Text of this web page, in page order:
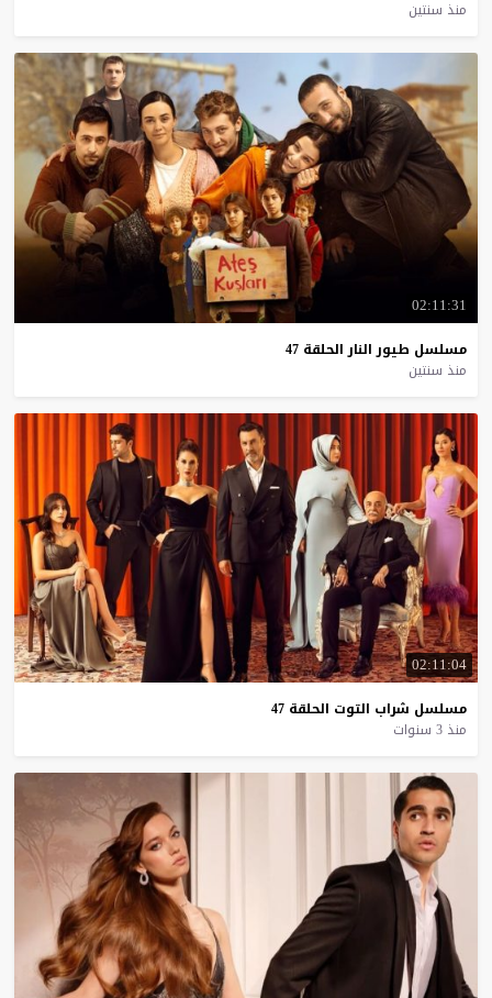
منذ سنتين
02:11:31
مسلسل طيور النار الحلقة 47
منذ سنتين
02:11:04
مسلسل شراب التوت الحلقة 47
منذ 3 سنوات